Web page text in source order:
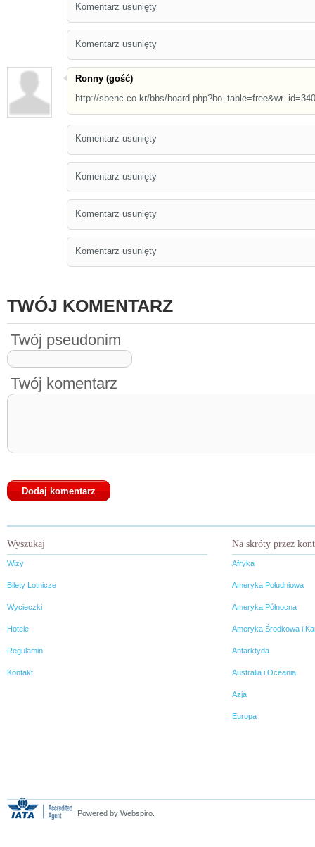
Komentarz usunięty
Komentarz usunięty
Ronny (gość)
http://sbenc.co.kr/bbs/
Komentarz usunięty
Komentarz usunięty
Komentarz usunięty
Komentarz usunięty
TWÓJ KOMENTARZ
Twój pseudonim
Twój komentarz
Wyszukaj
Wizy
Bilety Lotnicze
Wycieczki
Hotele
Regulamin
Kontakt
Na skróty przez
Afryka
Ameryka Południowa
Ameryka Północna
Ameryka Środkowa i
Antarktyda
Australia i Oceania
Azja
Europa
Powered by Webspiro.